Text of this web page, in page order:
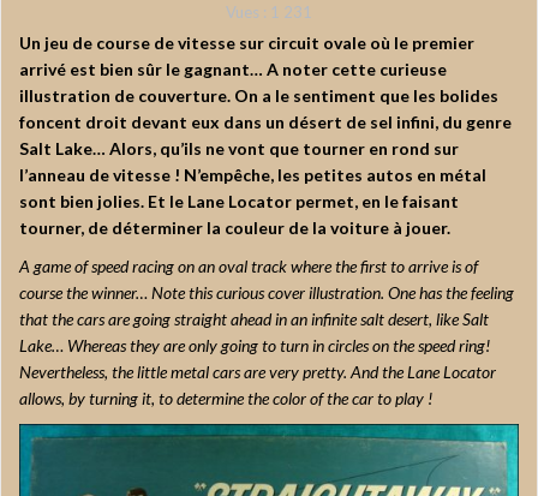
Vues : 1 231
Un jeu de course de vitesse sur circuit ovale où le premier
arrivé est bien sûr le gagnant… A noter cette curieuse
illustration de couverture. On a le sentiment que les bolides
foncent droit devant eux dans un désert de sel infini, du genre
Salt Lake… Alors, qu’ils ne vont que tourner en rond sur
l’anneau de vitesse ! N’empêche, les petites autos en métal
sont bien jolies. Et le Lane Locator permet, en le faisant
tourner, de déterminer la couleur de la voiture à jouer.
A game of speed racing on an oval track where the first to arrive is of
course the winner… Note this curious cover illustration. One has the feeling
that the cars are going straight ahead in an infinite salt desert, like Salt
Lake… Whereas they are only going to turn in circles on the speed ring!
Nevertheless, the little metal cars are very pretty. And the Lane Locator
allows, by turning it, to determine the color of the car to play !